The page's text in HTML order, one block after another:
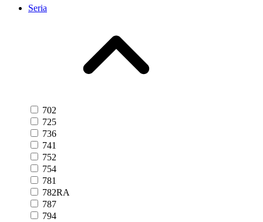
Seria
702
725
736
741
752
754
781
782RA
787
794